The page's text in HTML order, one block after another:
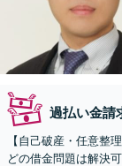
過払い金請
【自己破産・任意整
どの借金問題は解決